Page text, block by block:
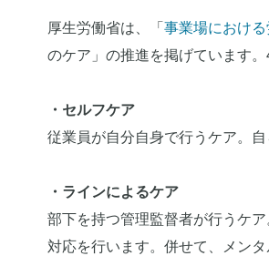
セルフケアを効果的に行うポ
1on1などを通じてコミュニ
ストレスチェックを活用する
セルフケアでメンタル不調を
厚生労働省は、「 事業場におけ
のケア」の推進を掲げています
・セルフケア
従業員が自分自身で行うケア。
・ラインによるケア
部下を持つ管理監督者が行うケ
対応を行います。併せて、メン